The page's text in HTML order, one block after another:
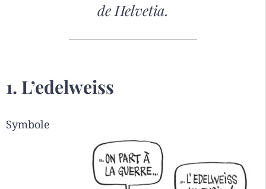
de Helvetia.
1. L’edelweiss
Symbole